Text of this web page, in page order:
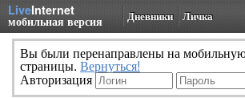
LiveInternet
мобильная версия Дневники Личка
Вы были перенаправлены на
страницы. Вернуться!
Авторизация